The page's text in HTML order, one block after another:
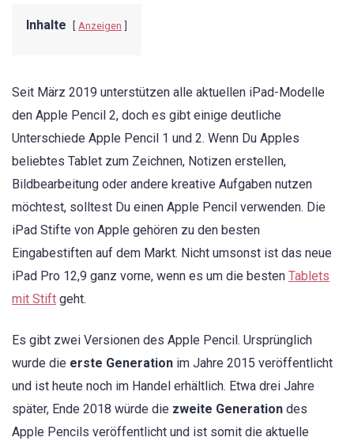
Inhalte Anzeigen
Seit März 2019 unterstützen alle aktuellen iPad-Modelle
den Apple Pencil 2, doch es gibt einige deutliche
Unterschiede Apple Pencil 1 und 2. Wenn Du Apples
beliebtes Tablet zum Zeichnen, Notizen erstellen,
Bildbearbeitung oder andere kreative Aufgaben nutzen
möchtest, solltest Du einen Apple Pencil verwenden. Die
iPad Stifte von Apple gehören zu den besten
Eingabestiften auf dem Markt. Nicht umsonst ist das neue
iPad Pro 12,9 ganz vorne, wenn es um die besten Tablets
mit Stift geht.
Es gibt zwei Versionen des Apple Pencil. Ursprünglich
wurde die erste Generation im Jahre 2015 veröffentlicht
und ist heute noch im Handel erhältlich. Etwa drei Jahre
später, Ende 2018 würde die zweite Generation des
Apple Pencils veröffentlicht und ist somit die aktuelle